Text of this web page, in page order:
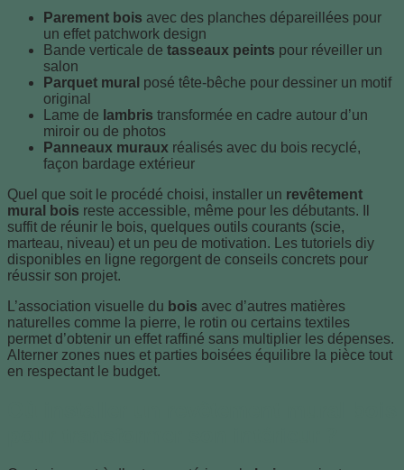
Parement bois avec des planches dépareillées pour
un effet patchwork design
Bande verticale de tasseaux peints pour réveiller un
salon
Parquet mural posé tête-bêche pour dessiner un motif
original
Lame de lambris transformée en cadre autour d’un
miroir ou de photos
Panneaux muraux réalisés avec du bois recyclé,
façon bardage extérieur
Quel que soit le procédé choisi, installer un revêtement
mural bois reste accessible, même pour les débutants. Il
suffit de réunir le bois, quelques outils courants (scie,
marteau, niveau) et un peu de motivation. Les tutoriels diy
disponibles en ligne regorgent de conseils concrets pour
réussir son projet.
L’association visuelle du bois avec d’autres matières
naturelles comme la pierre, le rotin ou certains textiles
permet d’obtenir un effet raffiné sans multiplier les dépenses.
Alterner zones nues et parties boisées équilibre la pièce tout
en respectant le budget.